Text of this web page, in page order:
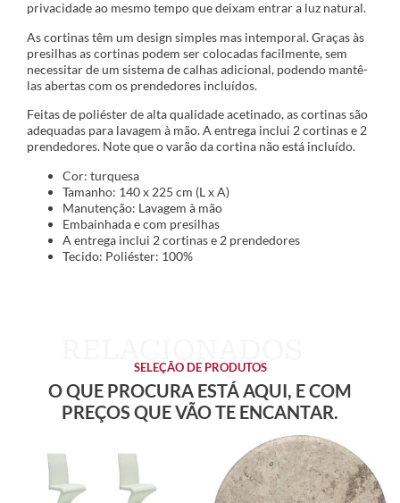
privacidade ao mesmo tempo que deixam entrar a luz natural.
As cortinas têm um design simples mas intemporal. Graças às
presilhas as cortinas podem ser colocadas facilmente, sem
necessitar de um sistema de calhas adicional, podendo mantê-
las abertas com os prendedores incluídos.
Feitas de poliéster de alta qualidade acetinado, as cortinas são
adequadas para lavagem à mão. A entrega inclui 2 cortinas e 2
prendedores. Note que o varão da cortina não está incluído.
Cor: turquesa
Tamanho: 140 x 225 cm (L x A)
Manutenção: Lavagem à mão
Embainhada e com presilhas
A entrega inclui 2 cortinas e 2 prendedores
Tecido: Poliéster: 100%
SELEÇÃO DE PRODUTOS
O QUE PROCURA ESTÁ AQUI, E COM
PREÇOS QUE VÃO TE ENCANTAR.